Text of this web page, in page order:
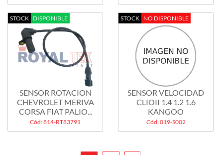
STOCK DISPONIBLE
SENSOR ROTACION
CHEVROLET MERIVA
CORSA FIAT PALIO...
Cód: 814-RT83791
STOCK NO DISPONIBLE
SENSOR VELOCIDAD
CLIOII 1.4 1.2 1.6
KANGOO
Cód: 019-S002